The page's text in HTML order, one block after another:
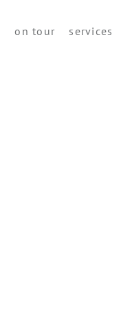
on tour services